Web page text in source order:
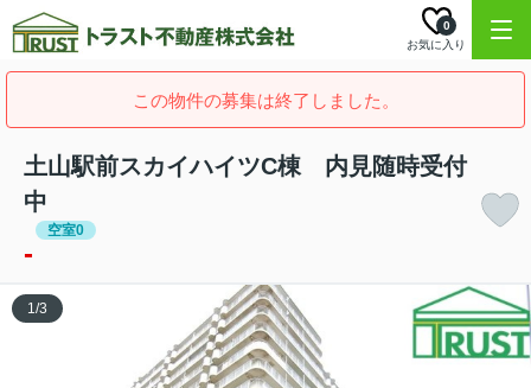
お気に入り
0
この物件の募集は終了しました。
土山駅前スカイハイツC棟 内見随時受付
中
空室0
-
1/3